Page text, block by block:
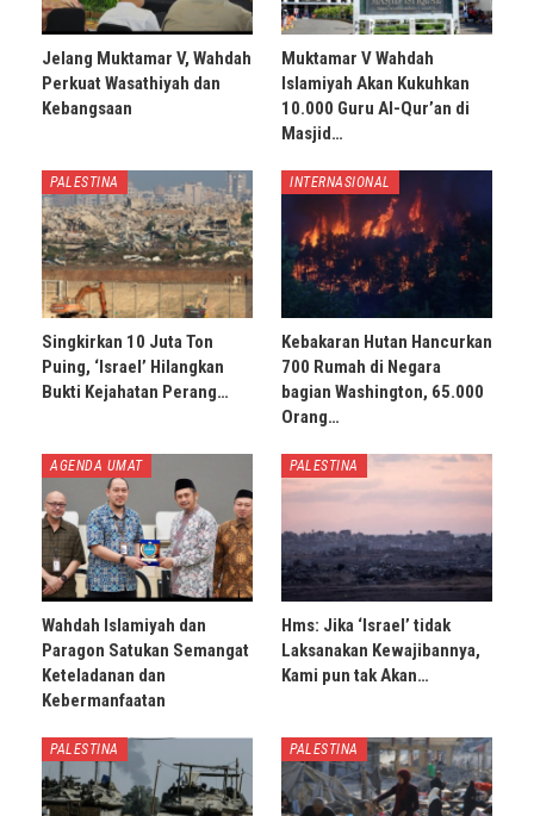
Jelang Muktamar V, Wahdah
Perkuat Wasathiyah dan
Kebangsaan
Muktamar V Wahdah
Islamiyah Akan Kukuhkan
10.000 Guru Al-Qur’an di
Masjid…
PALESTINA
Singkirkan 10 Juta Ton
Puing, ‘Israel’ Hilangkan
Bukti Kejahatan Perang…
INTERNASIONAL
Kebakaran Hutan Hancurkan
700 Rumah di Negara
bagian Washington, 65.000
Orang…
AGENDA UMAT
Wahdah Islamiyah dan
Paragon Satukan Semangat
Keteladanan dan
Kebermanfaatan
PALESTINA
Hms: Jika ‘Israel’ tidak
Laksanakan Kewajibannya,
Kami pun tak Akan…
PALESTINA PALESTINA